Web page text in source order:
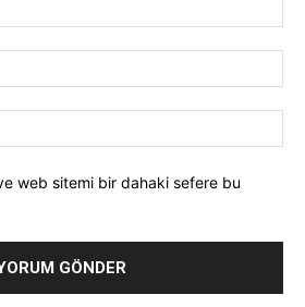
web sitemi bir dahaki sefere bu